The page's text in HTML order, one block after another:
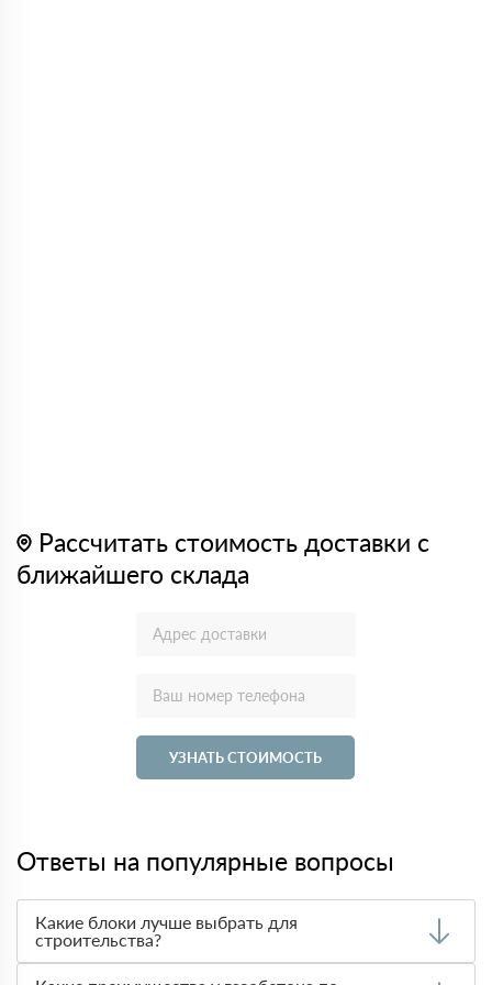
Рассчитать стоимость доставки с
ближайшего склада
УЗНАТЬ СТОИМОСТЬ
Ответы на популярные вопросы
Какие блоки лучше выбрать для
строительства?